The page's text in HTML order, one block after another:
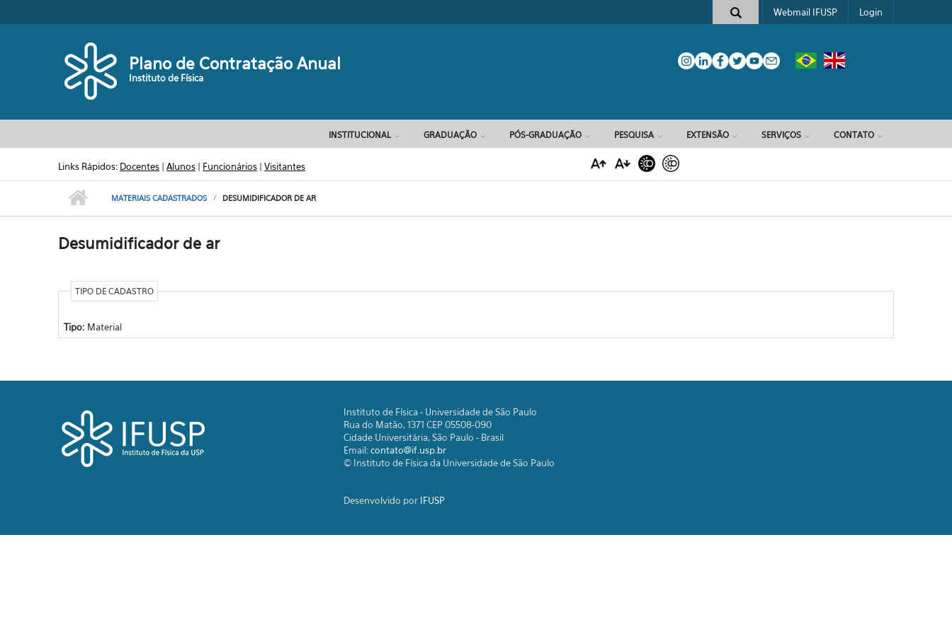
Formulário de busca
Webmail IFUSP Login
Plano de Contratação Anual
Instituto de Física
INSTITUCIONAL GRADUAÇÃO PÓS-GRADUAÇÃO PESQUISA EXTENSÃO SERVIÇOS CONTATO
Links Rápidos: Docentes |Alunos | Funcionários |Visitantes
MATERIAIS CADASTRADOS DESUMIDIFICADOR DE AR
Desumidificador de ar
TIPO DE CADASTRO
Tipo: Material
Instituto de Física - Universidade de São Paulo
Rua do Matão, 1371 CEP 05508-090
Cidade Universitária, São Paulo - Brasil
Email:contato@if.usp.br
© Instituto de Física da Universidade de São Paulo
Desenvolvido por IFUSP